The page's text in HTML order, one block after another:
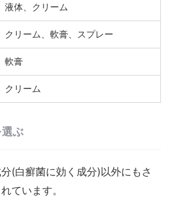
液体、クリーム
クリーム、軟膏、スプレー
軟膏
クリーム
ぶ
(白癬菌に効く成分)以外にもさ
ています。